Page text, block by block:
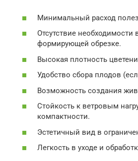
Минимальный расход
Отсутствие необходимости
формирующей обрезке.
Высокая плотность
Удобство сбора плодов
Возможность создания
Стойкость к ветровым
компактности.
Эстетичный вид в
Легкость в уходе и